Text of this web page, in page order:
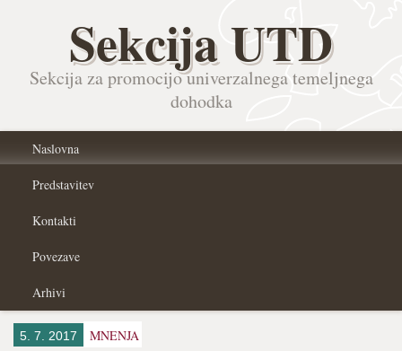
Sekcija UTD
Sekcija za promocijo univerzalnega temeljnega
dohodka
Naslovna
Predstavitev
Kontakti
Povezave
Arhivi
5. 7. 2017 MNENJA